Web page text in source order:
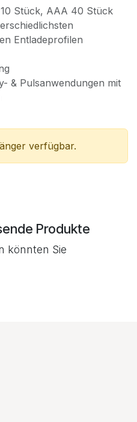
Stück, AAA 40 Stück
Entladeprofilen
& Pulsanwendungen mit
verfügbar.
Produkte
könnten Sie